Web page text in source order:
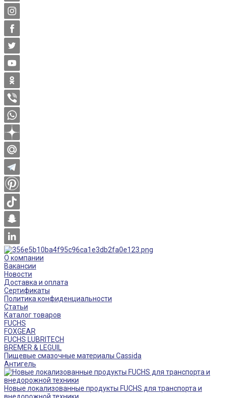
О компании
Вакансии
Новости
Доставка и оплата
Сертификаты
Политика конфиденциальности
Статьи
Каталог товаров
FUCHS
FOXGEAR
FUCHS LUBRITECH
BREMER & LEGUIL
Пищевые смазочные материалы Cassida
Антигель
Новые локализованные продукты FUCHS для транспорта и